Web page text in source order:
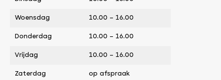
Woensdag 10.00 – 16.00
Donderdag 10.00 – 16.00
Vrijdag 10.00 – 16.00
Zaterdag op afspraak